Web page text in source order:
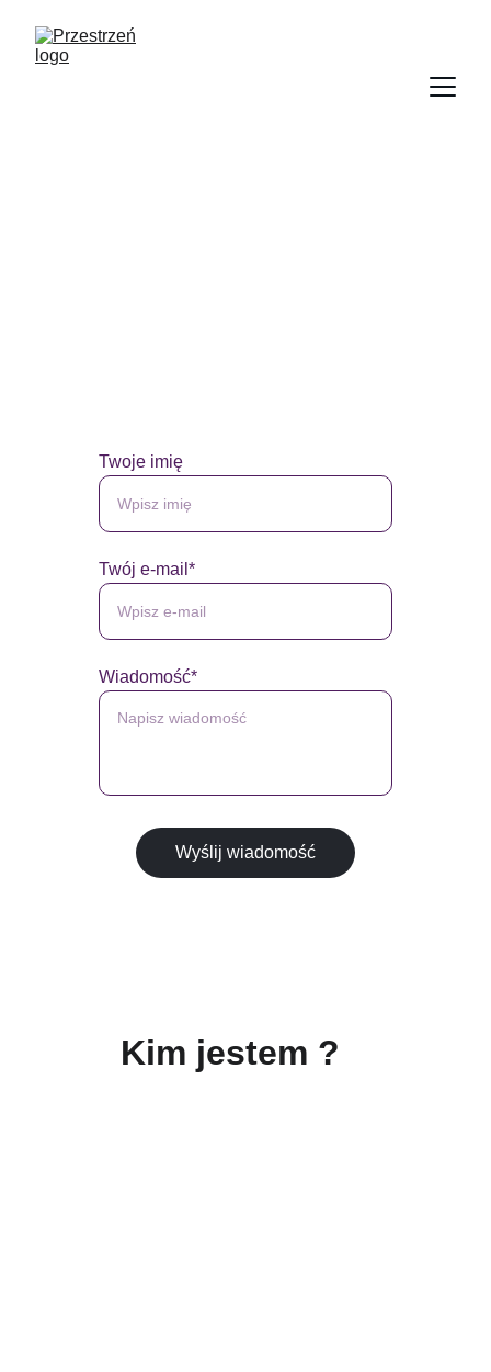
Twoje imię
Twój e-mail*
Wiadomość*
Wyślij wiadomość
Kim jestem ?